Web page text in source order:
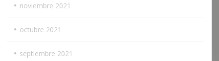
noviembre 2021
octubre 2021
septiembre 2021